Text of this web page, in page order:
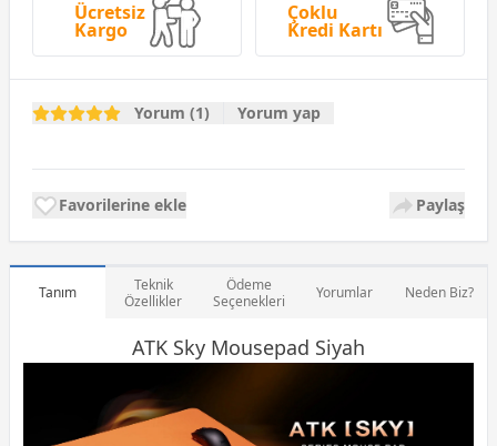
Ücretsiz
Kargo
Çoklu
Kredi Kartı
Yorum (1) Yorum yap
Favorilerine ekle Paylaş
Tanım
Teknik
Özellikler
Ödeme
Seçenekleri
Yorumlar Neden Biz?
ATK Sky Mousepad Siyah